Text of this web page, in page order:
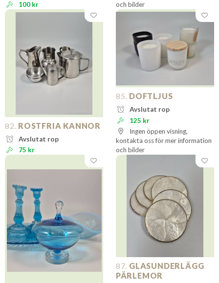
100 kr
och bilder
82. ROSTFRIA KANNOR
Avslutat rop
75 kr
85. DOFTLJUS
Avslutat rop
125 kr
Ingen öppen visning,
kontakta oss för mer information
och bilder
87. GLASUNDERLÄGG
PÄRLEMOR